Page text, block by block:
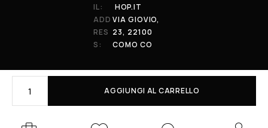
AGGIUNGI AL CARRELLO
IL:
HOP.IT
ADD
RES
S:
VIA GIOVIO,
23, 22100
COMO CO
01848590038